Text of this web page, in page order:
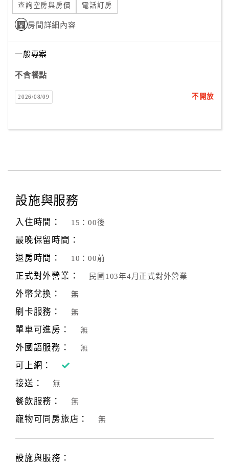
查詢空房與房價 電話訂房
房間詳細內容
一般專案
不含餐點
2026/08/09 不開放
設施與服務
入住時間： 15：00後
最晚保留時間：
退房時間：
10：00前
正式對外營業： 民國103年4月正式對外營業
外幣兌換： 無
刷卡服務： 無
單車可進房： 無
外國語服務： 無
可上網：
接送：
無
餐飲服務： 無
寵物可同房旅店： 無
設施與服務：